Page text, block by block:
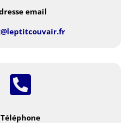
email

Téléphone